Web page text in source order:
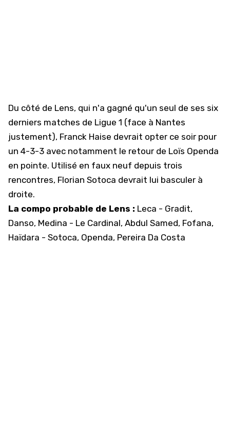
Du côté de Lens, qui n'a gagné qu'un seul de ses six
derniers matches de Ligue 1 (face à Nantes
justement), Franck Haise devrait opter ce soir pour
un 4-3-3 avec notamment le retour de Loïs Openda
en pointe. Utilisé en faux neuf depuis trois
rencontres, Florian Sotoca devrait lui basculer à
droite.
La compo probable de Lens : Leca - Gradit,
Danso, Medina - Le Cardinal, Abdul Samed, Fofana,
Haïdara - Sotoca, Openda, Pereira Da Costa